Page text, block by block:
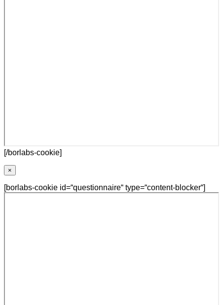
[/borlabs-cookie]
×
[borlabs-cookie id=“questionnaire“ type=“content-blocker“]